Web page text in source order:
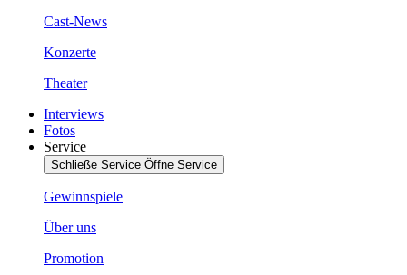
Cast-News
Konzerte
Theater
Interviews
Fotos
Service
Schließe Service Öffne Service
Gewinnspiele
Über uns
Promotion